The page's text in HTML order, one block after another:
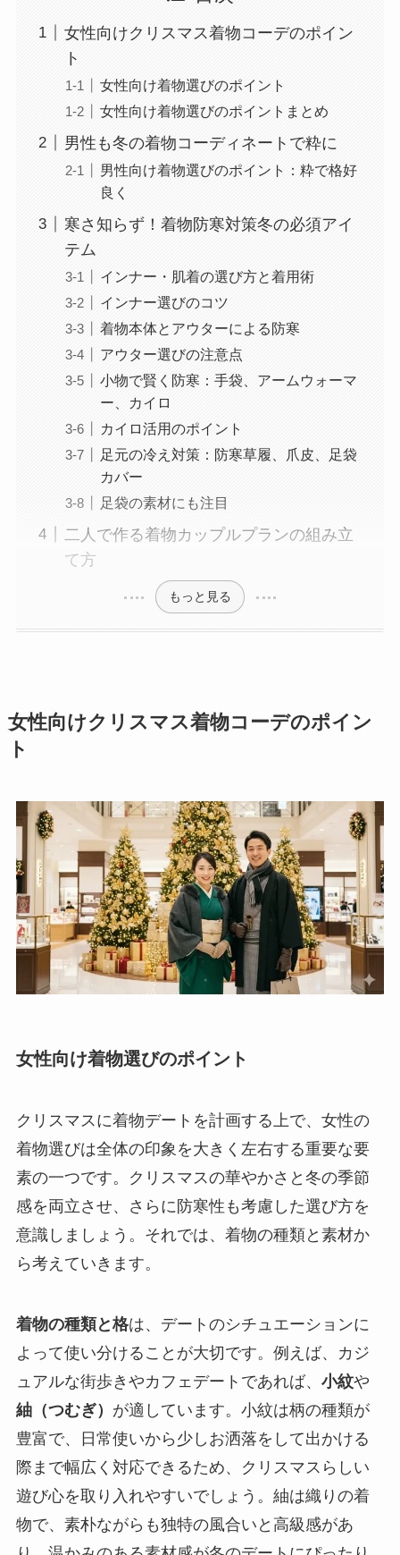
女性向けクリスマス着物コーデのポイン
ト
女性向け着物選びのポイント
女性向け着物選びのポイントまとめ
男性も冬の着物コーディネートで粋に
男性向け着物選びのポイント：粋で格好
良く
寒さ知らず！着物防寒対策冬の必須アイ
テム
インナー・肌着の選び方と着用術
インナー選びのコツ
着物本体とアウターによる防寒
アウター選びの注意点
小物で賢く防寒：手袋、アームウォーマ
ー、カイロ
カイロ活用のポイント
足元の冷え対策：防寒草履、爪皮、足袋
カバー
足袋の素材にも注目
二人で作る着物カップルプランの組み立
て方
もっと見る
女性向けクリスマス着物コーデのポイン
ト
女性向け着物選びのポイント
クリスマスに着物デートを計画する上で、女性の
着物選びは全体の印象を大きく左右する重要な要
素の一つです。クリスマスの華やかさと冬の季節
感を両立させ、さらに防寒性も考慮した選び方を
意識しましょう。それでは、着物の種類と素材か
ら考えていきます。
着物の種類と格は、デートのシチュエーションに
よって使い分けることが大切です。例えば、カジ
ュアルな街歩きやカフェデートであれば、 小紋や
紬（つむぎ） が適しています。小紋は柄の種類が
豊富で、日常使いから少しお洒落をして出かける
際まで幅広く対応できるため、クリスマスらしい
遊び心を取り入れやすいでしょう。紬は織りの着
物で、素朴ながらも独特の風合いと高級感があ